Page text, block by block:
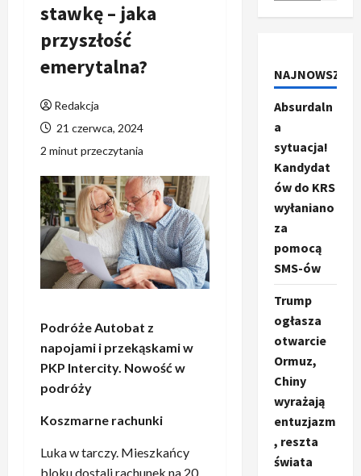
stawkę – jaka
przyszłość
emerytalna?
Redakcja
21 czerwca, 2024
2 minut przeczytania
Podróże Autobat z
napojami i przekąskami w
PKP Intercity. Nowość w
podróży
Koszmarne rachunki
Luka w tarczy. Mieszkańcy
bloku dostali rachunek na 20
NAJNOWSZE
Absurdaln
a
sytuacja!
Kandydat
ów do KRS
wyłaniano
za
pomocą
SMS-ów
Trump
ogłasza
otwarcie
Ormuz,
Chiny
wyrażają
entuzjazm
, reszta
świata